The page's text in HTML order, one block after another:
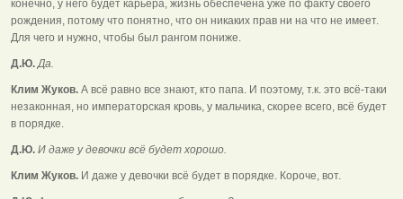
конечно, у него будет карьера, жизнь обеспечена уже по факту своего
рождения, потому что понятно, что он никаких прав ни на что не имеет.
Для чего и нужно, чтобы был рангом пониже.
Д.Ю.Да.
Клим Жуков. А всё равно все знают, кто папа. И поэтому, т.к. это всё-таки
незаконная, но императорская кровь, у мальчика, скорее всего, всё будет
в порядке.
Д.Ю. И даже у девочки всё будет хорошо.
Клим Жуков. И даже у девочки всё будет в порядке. Короче, вот.